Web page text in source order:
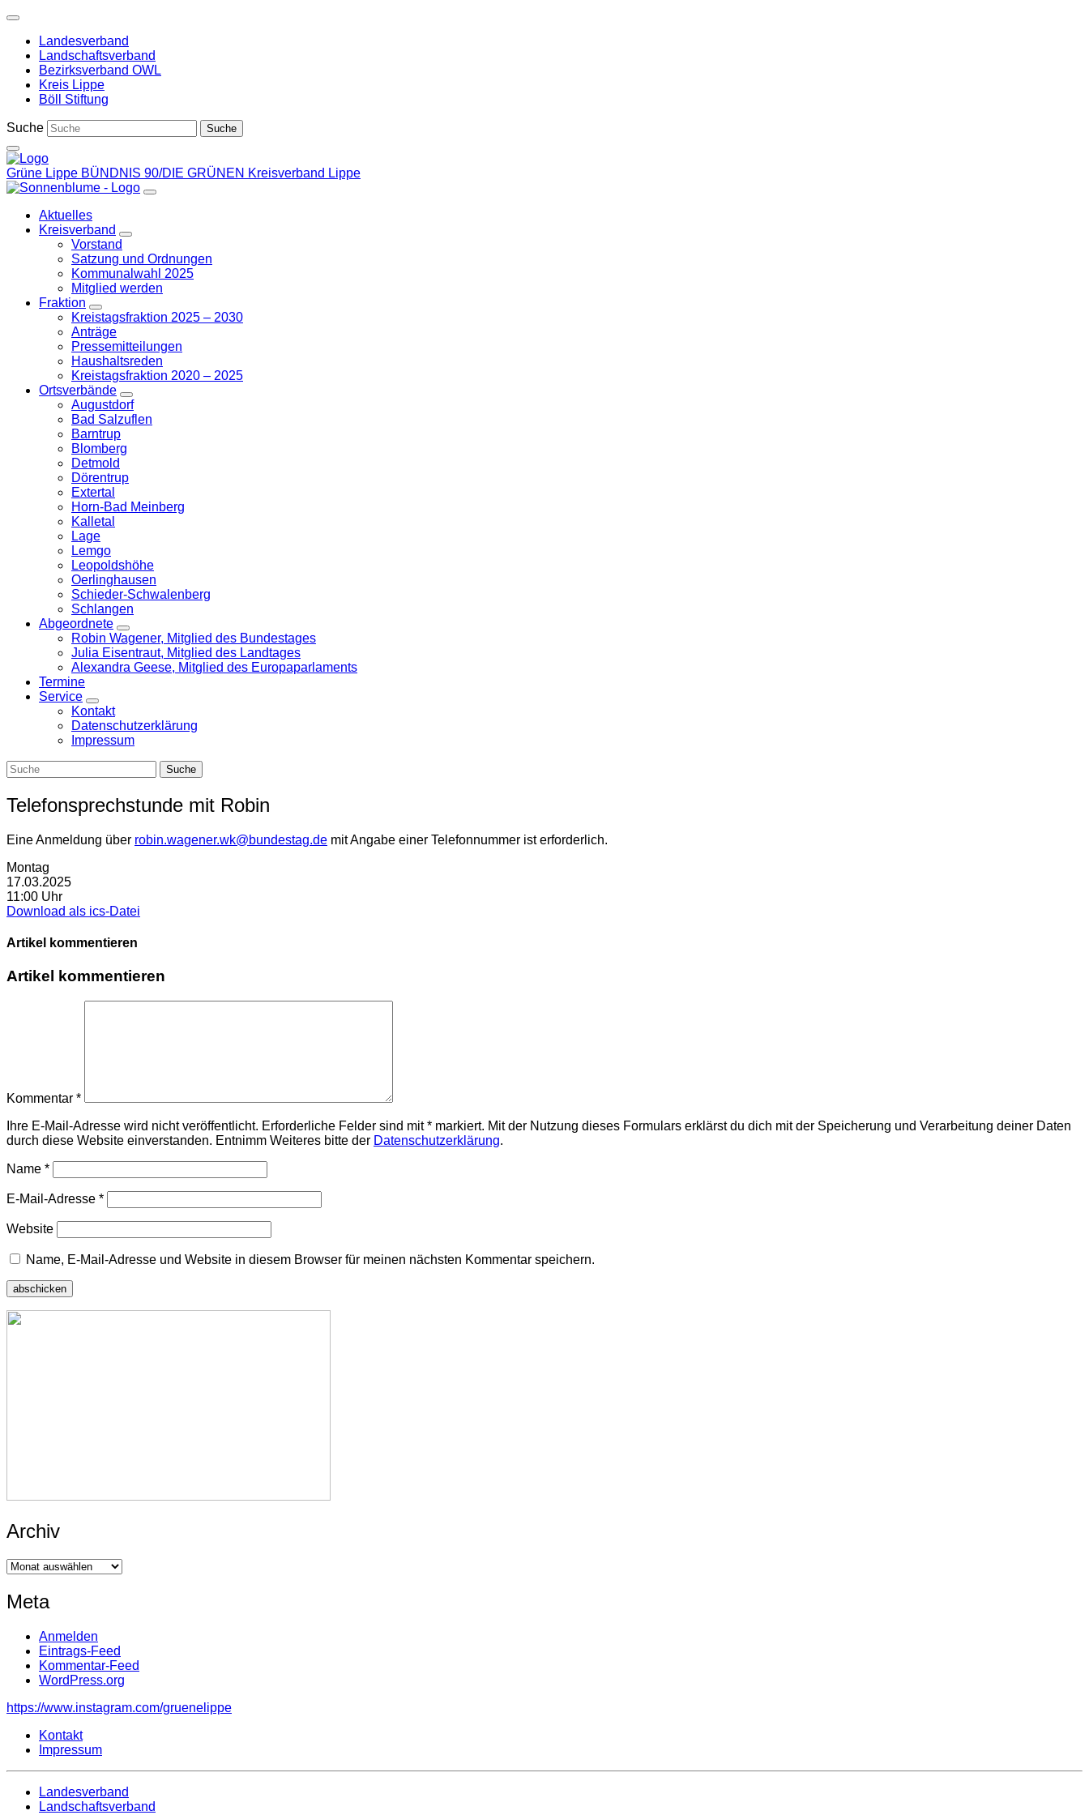
Weiter
Inhalt
Landesverband
Landschaftsverband
Bezirksverband OWL
Kreis Lippe
Böll Stiftung
Suche
Grüne Lippe BÜNDNIS 90/DIE GRÜNEN Kreisverband Lippe
Aktuelles
Kreisverband
Zeige
Untermenü
Vorstand
Satzung und Ordnungen
Kommunalwahl 2025
Mitglied werden
Fraktion
Zeige
Untermenü
Kreistagsfraktion 2025 – 2030
Anträge
Pressemitteilungen
Haushaltsreden
Kreistagsfraktion 2020 – 2025
Ortsverbände
Zeige
Untermenü
Augustdorf
Bad Salzuflen
Barntrup
Blomberg
Detmold
Dörentrup
Extertal
Horn-Bad Meinberg
Kalletal
Lage
Lemgo
Leopoldshöhe
Oerlinghausen
Schieder-Schwalenberg
Schlangen
Abgeordnete
Zeige
Untermenü
Robin Wagener, Mitglied des Bundestages
Julia Eisentraut, Mitglied des Landtages
Alexandra Geese, Mitglied des Europaparlaments
Termine
Service
Zeige
Untermenü
Kontakt
Datenschutzerklärung
Impressum
Telefonsprechstunde mit Robin
Eine Anmeldung über robin.wagener.wk@bundestag.de mit Angabe einer Telefonnummer ist erforderlich.
Montag
17.03.2025
11:00 Uhr
Download als ics-Datei
Artikel kommentieren
Artikel kommentieren
Kommentar *
Ihre E-Mail-Adresse wird nicht veröffentlicht. Erforderliche Felder sind mit * markiert. Mit der Nutzung dieses Formulars erklärst du dich mit der Speicherung und Verarbeitung deiner Daten
durch diese Website einverstanden. Entnimm Weiteres bitte der Datenschutzerklärung.
Name *
E-Mail-Adresse *
Website
Name, E-Mail-Adresse und Website in diesem Browser für meinen nächsten Kommentar speichern.
Archiv
Archiv
Meta
Anmelden
Eintrags-Feed
Kommentar-Feed
WordPress.org
https://www.instagram.com/gruenelippe
Kontakt
Impressum
Landesverband
Landschaftsverband